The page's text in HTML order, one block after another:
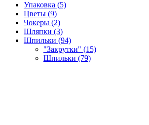
Упаковка (5)
Цветы (9)
Чокеры (2)
Шляпки (3)
Шпильки (94)
"Закрутки" (15)
Шпильки (79)